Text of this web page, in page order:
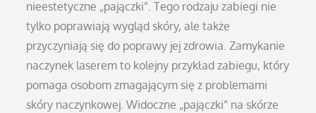
nieestetyczne „pajączki”. Tego rodzaju zabiegi nie
tylko poprawiają wygląd skóry, ale także
przyczyniają się do poprawy jej zdrowia. Zamykanie
naczynek laserem to kolejny przykład zabiegu, który
pomaga osobom zmagającym się z problemami
skóry naczynkowej. Widoczne „pajączki” na skórze